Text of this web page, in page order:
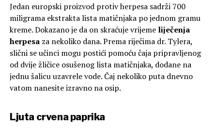
Jedan europski proizvod protiv herpesa sadrži 700
miligrama ekstrakta lista matičnjaka po jednom gramu
kreme. Dokazano je da on skraćuje vrijeme liječenja
herpesa za nekoliko dana. Prema riječima dr. Tylera,
slični se učinci mogu postići pomoću čaja pripravljenog
od dvije žličice osušenog lista matičnjaka, dodane na
jednu šalicu uzavrele vode. Čaj nekoliko puta dnevno
vatom nanesite izravno na osip.
Ljuta crvena paprika